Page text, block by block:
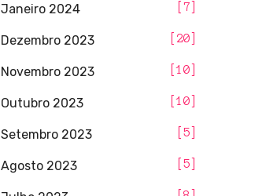
Janeiro 2024 7
Dezembro 2023 20
Novembro 2023 10
Outubro 2023 10
Setembro 2023 5
Agosto 2023 5